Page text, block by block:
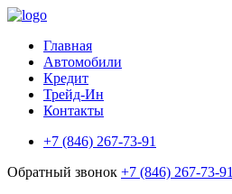
Главная
Автомобили
Кредит
Трейд-Ин
Контакты
+7 (846) 267-73-91
Обратный звонок +7 (846) 267-73-91